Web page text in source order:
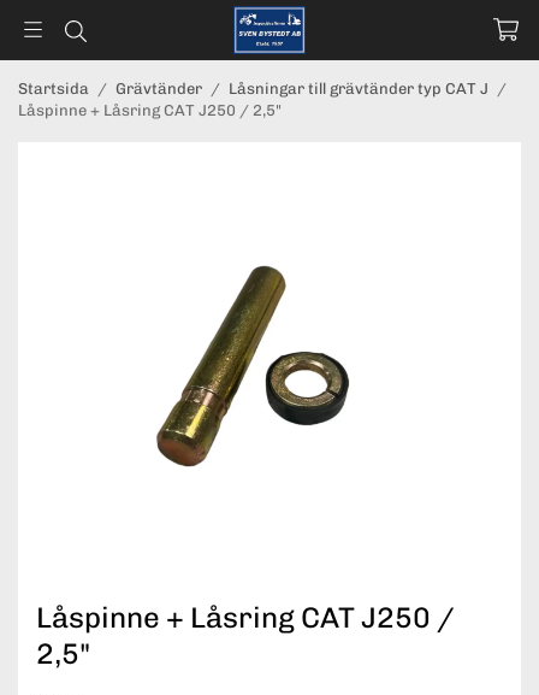
Startsida / Grävtänder / Låsningar till grävtänder typ CAT J /
Låspinne + Låsring CAT J250 / 2,5"
Låspinne + Låsring CAT J250 /
2,5"